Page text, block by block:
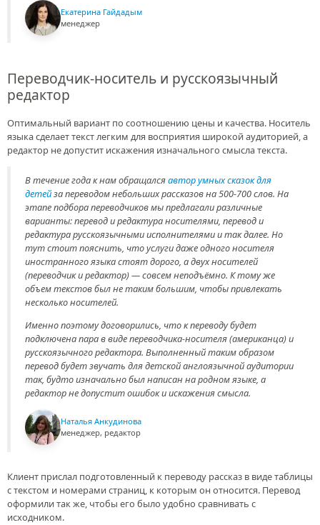
Екатерина Гайдадым
менеджер
Переводчик-носитель и русскоязычный
редактор
Оптимальный вариант по соотношению цены и качества. Носитель
языка сделает текст легким для восприятия широкой аудиторией, а
редактор не допустит искажения изначального смысла текста.
В течение года к нам обращалсяавтор умных сказок для
детейза переводом небольших рассказов на 500-700 слов. На
этапе подбора переводчиков мы предлагали различные
варианты: перевод и редактура носителями, перевод и
редактура русскоязычными исполнителями и так далее. Но
тут стоит пояснить, что услуги даже одного носителя
иностранного языка стоят дорого, а двух носителей
(переводчик и редактор) — совсем неподъёмно. К тому же
объем текстов был не таким большим, чтобы привлекать
несколько носителей.
Именно поэтому договорились, что к переводу будет
подключена пара в виде переводчика-носителя (американца) и
русскоязычного редактора. Выполненный таким образом
перевод будет звучать для детской англоязычной аудитории
так, будто изначально был написан на родном языке, а
редактор не допустит ошибок и искажения смысла.
Наталья Анкудинова
менеджер, редактор
Клиент прислал подготовленный к переводу рассказ в виде таблицы
с текстом и номерами страниц, к которым он относится. Перевод
оформили так же, чтобы его было удобно сравнивать с
исходником.